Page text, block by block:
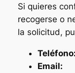
Si quieres
recogerse o
la solicitud,
Teléfono:
Email: